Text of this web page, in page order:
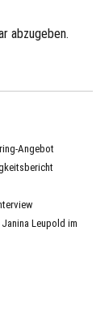
abzugeben.
Angebot
Leupold im